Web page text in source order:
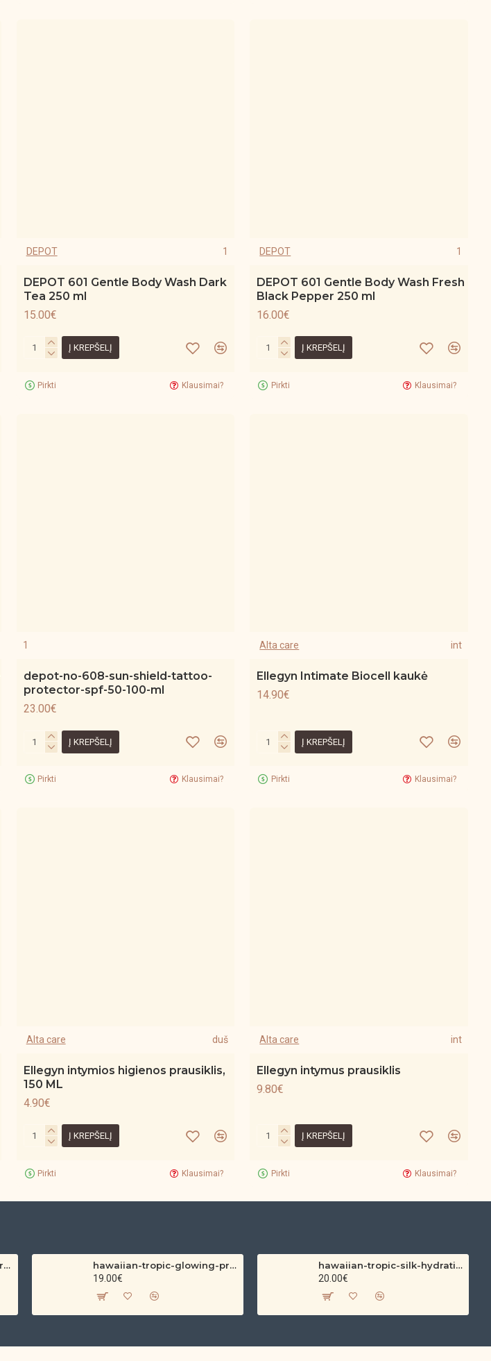
DEPOT 1
DEPOT 601 Gentle Body Wash Dark
Tea 250 ml
15.00€
Į KREPŠELĮ
Pirkti Klausimai?
DEPOT 1
DEPOT 601 Gentle Body Wash Fresh
Black Pepper 250 ml
16.00€
Į KREPŠELĮ
Pirkti Klausimai?
1
depot-no-608-sun-shield-tattoo-
protector-spf-50-100-ml
23.00€
Į KREPŠELĮ
Pirkti Klausimai?
Alta care int
Ellegyn Intimate Biocell kaukė
14.90€
Į KREPŠELĮ
Pirkti Klausimai?
Alta care duš
Ellegyn intymios higienos prausiklis,
150 ML
4.90€
Į KREPŠELĮ
Pirkti Klausimai?
Alta care int
Ellegyn intymus prausiklis
9.80€
Į KREPŠELĮ
Pirkti Klausimai?
hawaiian-tropic-coconut-argan-dry-oil-spf-30-spray-200ml
hawaiian-tropic-glowing-protection-clear-sun-spray-spf-30-200ml
19.00€
hawaiian-tropic-silk-hydration-protective-sun-lotion-spf-30-180ml
20.00€